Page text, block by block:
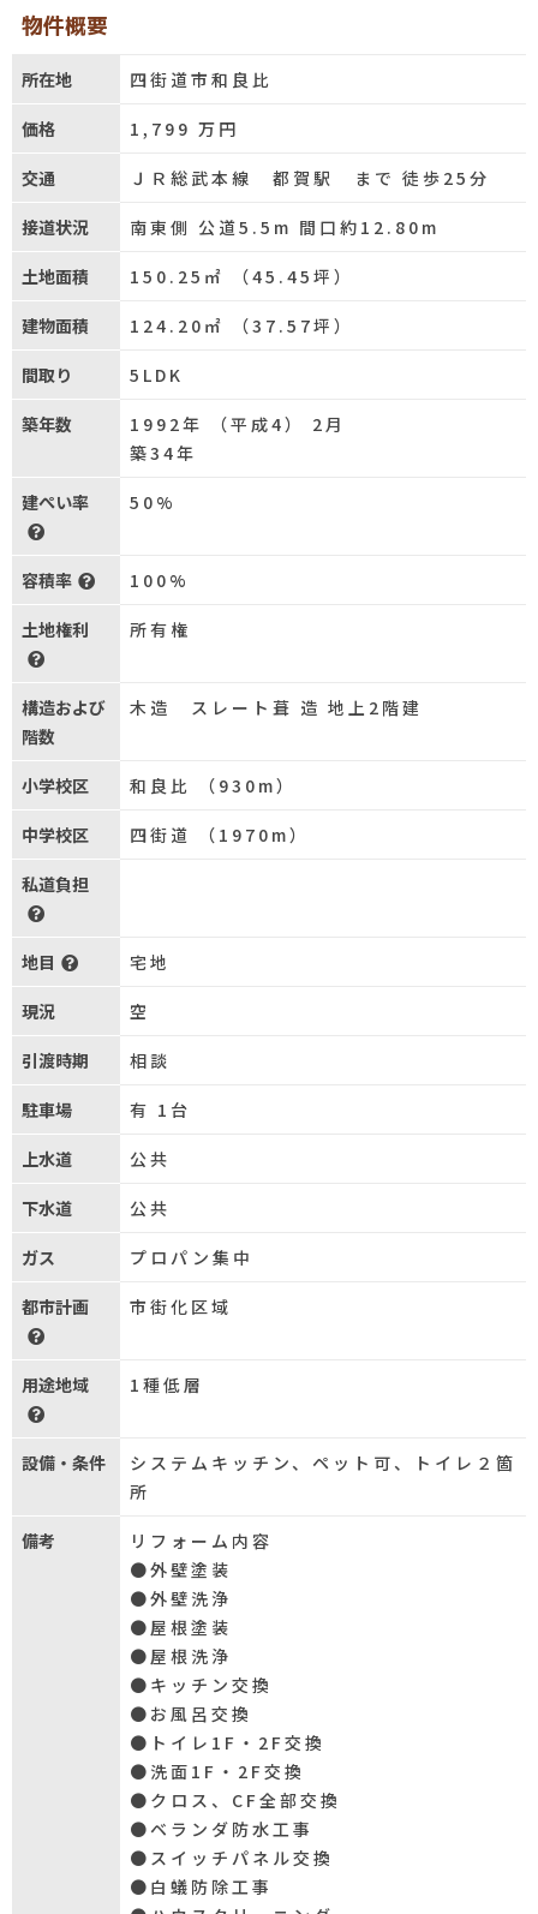
物件概要
所在地 四街道市和良比
価格 1,799 万円
交通 ＪＲ総武本線 都賀駅 まで 徒歩25分
接道状況 南東側 公道5.5m 間口約12.80m
土地面積 150.25㎡ （45.45坪）
建物面積 124.20㎡ （37.57坪）
間取り 5LDK
築年数
1992年 （平成4） 2月
築34年
建ぺい率 50%
容積率 100%
土地権利 所有権
構造および
階数
木造 スレート葺 造 地上2階建
小学校区 和良比 （930m）
中学校区 四街道 （1970m）
私道負担
地目 宅地
現況 空
引渡時期 相談
駐車場 有 1台
上水道 公共
下水道 公共
ガス プロパン集中
都市計画 市街化区域
用途地域 1種低層
設備・条件
システムキッチン、ペット可、トイレ２箇
所
備考
リフォーム内容
●外壁塗装
●外壁洗浄
●屋根塗装
●屋根洗浄
●キッチン交換
●お風呂交換
●トイレ1F・2F交換
●洗面1F・2F交換
●クロス、CF全部交換
●ベランダ防水工事
●スイッチパネル交換
●白蟻防除工事